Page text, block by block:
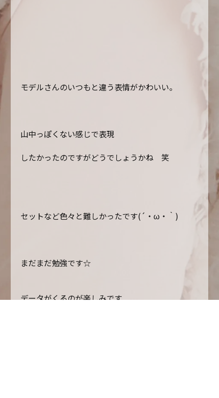
モデルさんのいつもと違う表情がかわいい。
山中っぽくない感じで表現
したかったのですがどうでしょうかね 笑
セットなど色々と難しかったです(´・ω・｀)
まだまだ勉強です☆
データがくるのが楽しみです